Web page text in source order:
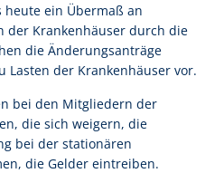
heute ein Übermaß an
der Krankenhäuser durch die
die Änderungsanträge
Lasten der Krankenhäuser vor.
bei den Mitgliedern der
die sich weigern, die
bei der stationären
die Gelder eintreiben.